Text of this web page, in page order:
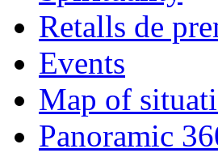
Retalls de
Events
Map of
Panoramic